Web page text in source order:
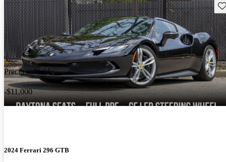
Precio reducido
-$11,000
2024 Ferrari 296 GTB